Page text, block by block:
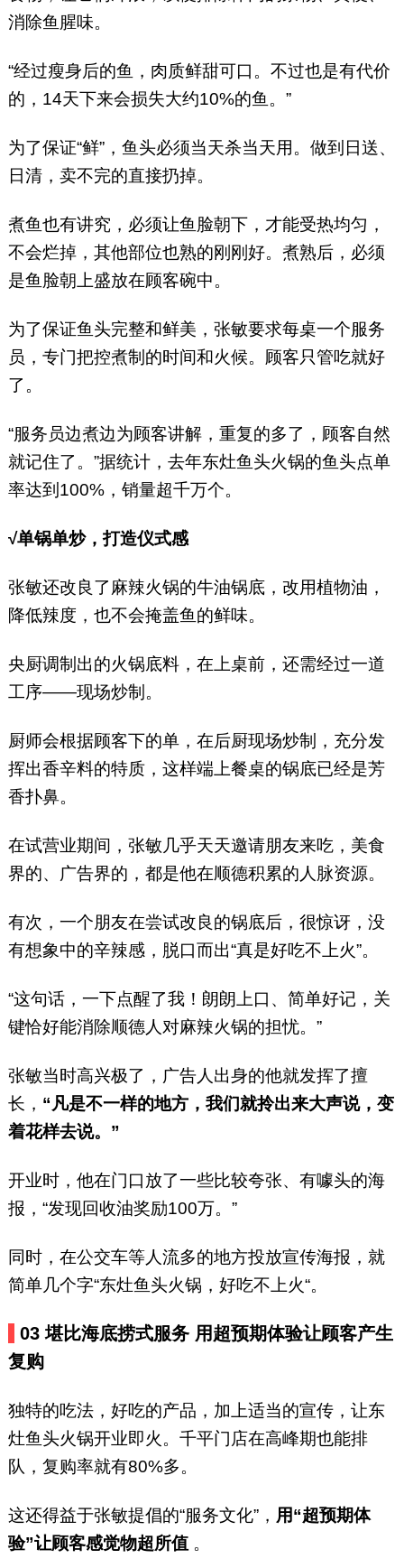
消除鱼腥味。
“经过瘦身后的鱼，肉质鲜甜可口。不过也是有代价
的，14天下来会损失大约10%的鱼。”
为了保证“鲜”，鱼头必须当天杀当天用。做到日送、
日清，卖不完的直接扔掉。
煮鱼也有讲究，必须让鱼脸朝下，才能受热均匀，
不会烂掉，其他部位也熟的刚刚好。煮熟后，必须
是鱼脸朝上盛放在顾客碗中。
为了保证鱼头完整和鲜美，张敏要求每桌一个服务
员，专门把控煮制的时间和火候。顾客只管吃就好
了。
“服务员边煮边为顾客讲解，重复的多了，顾客自然
就记住了。”据统计，去年东灶鱼头火锅的鱼头点单
率达到100%，销量超千万个。
√单锅单炒，打造仪式感
张敏还改良了麻辣火锅的牛油锅底，改用植物油，
降低辣度，也不会掩盖鱼的鲜味。
央厨调制出的火锅底料，在上桌前，还需经过一道
工序——现场炒制。
厨师会根据顾客下的单，在后厨现场炒制，充分发
挥出香辛料的特质，这样端上餐桌的锅底已经是芳
香扑鼻。
在试营业期间，张敏几乎天天邀请朋友来吃，美食
界的、广告界的，都是他在顺德积累的人脉资源。
有次，一个朋友在尝试改良的锅底后，很惊讶，没
有想象中的辛辣感，脱口而出“真是好吃不上火”。
“这句话，一下点醒了我！朗朗上口、简单好记，关
键恰好能消除顺德人对麻辣火锅的担忧。”
张敏当时高兴极了，广告人出身的他就发挥了擅
长， “凡是不一样的地方，我们就拎出来大声说，变
着花样去说。”
开业时，他在门口放了一些比较夸张、有噱头的海
报，“发现回收油奖励100万。”
同时，在公交车等人流多的地方投放宣传海报，就
简单几个字“东灶鱼头火锅，好吃不上火“。
03 堪比海底捞式服务 用超预期体验让顾客产生
复购
独特的吃法，好吃的产品，加上适当的宣传，让东
灶鱼头火锅开业即火。千平门店在高峰期也能排
队，复购率就有80%多。
这还得益于张敏提倡的“服务文化”， 用“超预期体
验”让顾客感觉物超所值 。